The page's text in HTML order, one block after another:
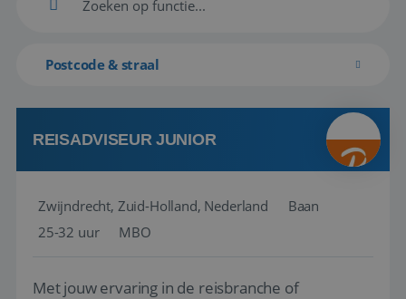
Postcode & straal
REISADVISEUR JUNIOR
Zwijndrecht, Zuid-Holland, Nederland
Baan
25-32 uur
MBO
Met jouw ervaring in de reisbranche of